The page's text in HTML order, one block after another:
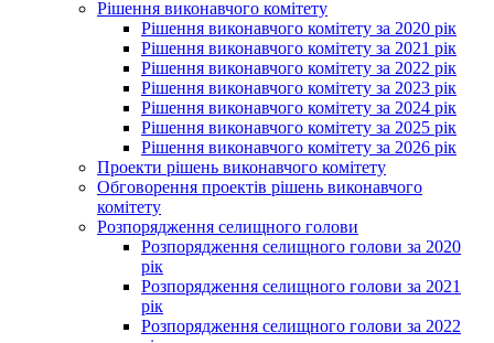
Рішення виконавчого комітету
Рішення виконавчого комітету за 2020 рік
Рішення виконавчого комітету за 2021 рік
Рішення виконавчого комітету за 2022 рік
Рішення виконавчого комітету за 2023 рік
Рішення виконавчого комітету за 2024 рік
Рішення виконавчого комітету за 2025 рік
Рішення виконавчого комітету за 2026 рік
Проекти рішень виконавчого комітету
Обговорення проектів рішень виконавчого
комітету
Розпорядження селищного голови
Розпорядження селищного голови за 2020
рік
Розпорядження селищного голови за 2021
рік
Розпорядження селищного голови за 2022